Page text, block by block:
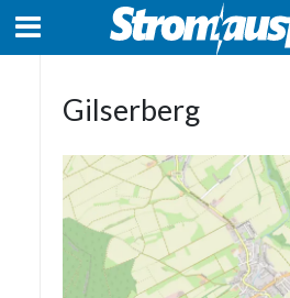
Gilserberg